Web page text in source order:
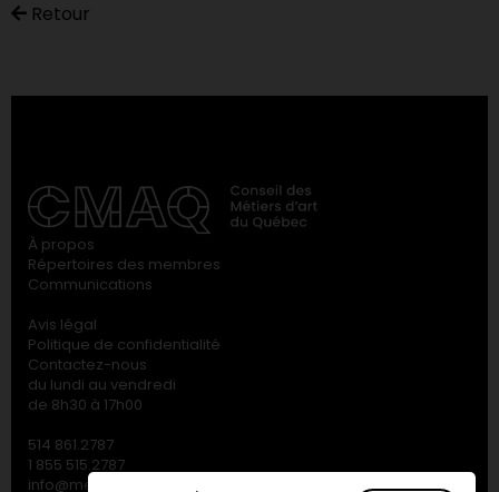
Retour
À propos
Répertoires des membres
Communications
Avis légal
Politique de confidentialité
Contactez-nous
du lundi au vendredi
de 8h30 à 17h00
514 861.2787
1 855 515.2787
info@metiersdart.ca